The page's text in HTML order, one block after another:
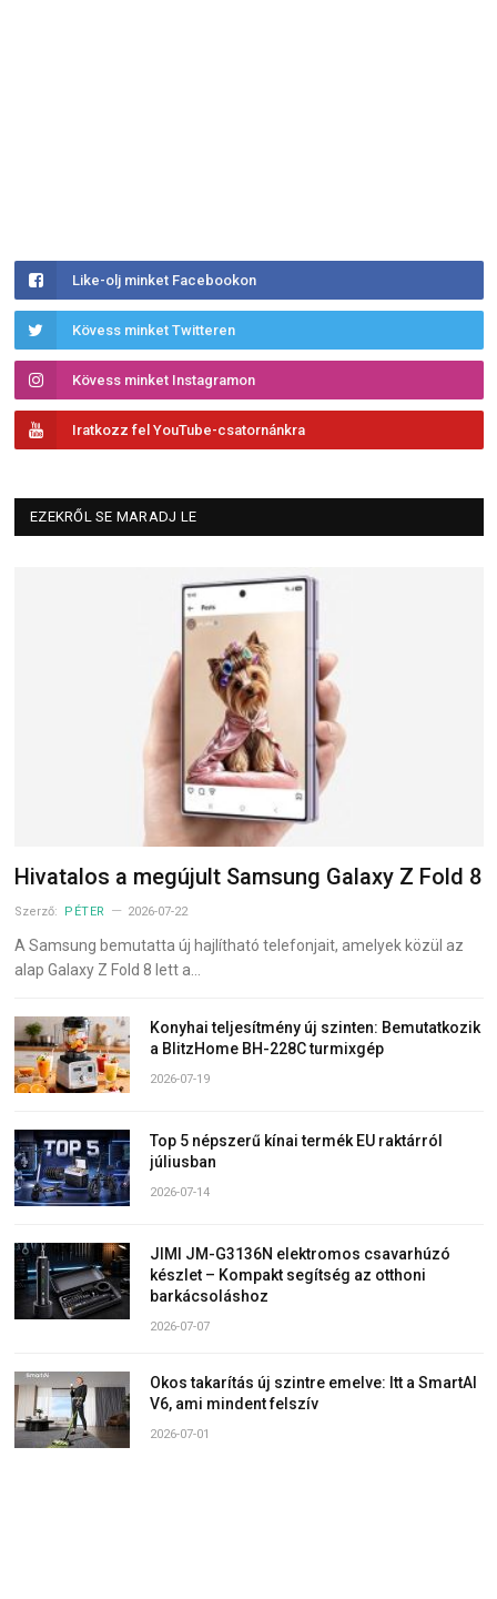
Like-olj minket Facebookon
Kövess minket Twitteren
Kövess minket Instagramon
Iratkozz fel YouTube-csatornánkra
EZEKRŐL SE MARADJ LE
Hivatalos a megújult Samsung Galaxy Z Fold 8
Szerző: PÉTER 2026-07-22
A Samsung bemutatta új hajlítható telefonjait, amelyek közül az
alap Galaxy Z Fold 8 lett a…
Konyhai teljesítmény új szinten: Bemutatkozik
a BlitzHome BH-228C turmixgép
2026-07-19
Top 5 népszerű kínai termék EU raktárról
júliusban
2026-07-14
JIMI JM-G3136N elektromos csavarhúzó
készlet – Kompakt segítség az otthoni
barkácsoláshoz
2026-07-07
Okos takarítás új szintre emelve: Itt a SmartAI
V6, ami mindent felszív
2026-07-01